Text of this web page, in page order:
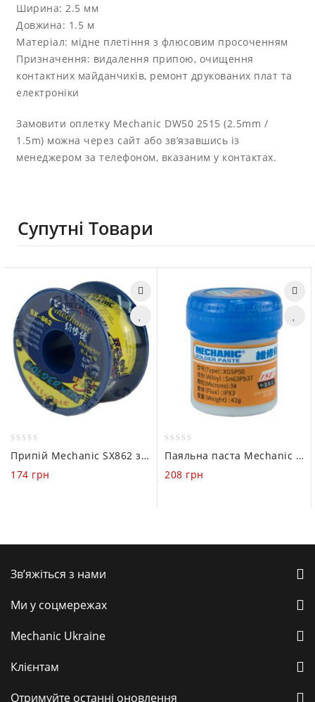
Ширина: 2.5 мм
Довжина: 1.5 м
Матеріал: мідне плетіння з флюсовим просоченням
Призначення: видалення припою, очищення
контактних майданчиків, ремонт друкованих плат та
електроніки
Замовити оплетку Mechanic DW50 2515 (2.5mm /
1.5m) можна через сайт або зв’язавшись із
менеджером за телефоном, вказаним у контактах.
Супутні Товари
out
of
Припій Mechanic SX862 з каніфольним сердечником (0.4mm / 60g)
174 грн
out
of
Паяльна паста Mechanic XGSP50 183°C (42gr)
208 грн
Зв’яжіться з нами
Ми у соцмережах
Mechanic Ukraine
Клієнтам
Отримуйте останні оновлення